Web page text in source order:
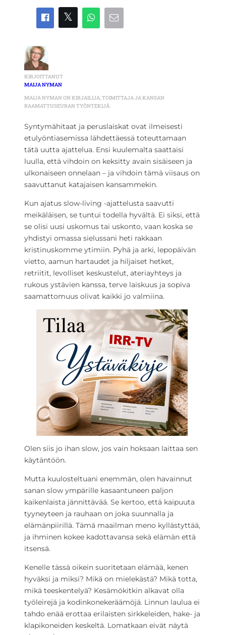
KIRJOITTANUT
MAIJA NYMAN
MAIJA NYMAN ON KIRJAILIJA, TOIMITTAJA JA KANSAN
RAAMATTUSEURAN TYÖNTEKIJÄ.
Syntymähitaat ja peruslaiskat ovat ilmeisesti
etulyöntiasemissa lähdettäessä toteuttamaan
tätä uutta ajattelua. Ensi kuulemalta saattaisi
luulla, että vihdoin on keksitty avain sisäiseen ja
ulkonaiseen onnelaan – ja vihdoin tämä viisaus on
saavuttanut katajaisen kansammekin.
Kun ajatus slow-living -ajattelusta saavutti
meikäläisen, se tuntui todella hyvältä. Ei siksi, että
se olisi uusi uskomus tai uskonto, vaan koska se
yhdistyi omassa sielussani heti rakkaan
kristinuskomme ytimiin. Pyhä ja arki, lepopäivän
vietto, aamun hartaudet ja hiljaiset hetket,
retriitit, levolliset keskustelut, ateriayhteys ja
rukous ystävien kanssa, terve laiskuus ja sopiva
saamattomuus olivat kaikki jo valmiina.
Olen siis jo ihan slow, jos vain hoksaan laittaa sen
käytäntöön.
Mutta kuulosteltuani enemmän, olen havainnut
sanan slow ympärille kasaantuneen paljon
kaikenlaista jännittävää. Se kertoo, että kaipuuta
tyyneyteen ja rauhaan on joka suunnalla ja
elämänpiirillä. Tämä maailman meno kyllästyttää,
ja ihminen kokee kadottavansa sekä elämän että
itsensä.
Kenelle tässä oikein suoritetaan elämää, kenen
hyväksi ja miksi? Mikä on mielekästä? Mikä totta,
mikä teeskentelyä? Kesämökitkin alkavat olla
työleirejä ja kodinkonekeräämöjä. Linnun laulua ei
tahdo enää erottaa erilaisten sirkkeleiden, hake- ja
klapikoneiden keskeltä. Lomatkaan eivät näytä